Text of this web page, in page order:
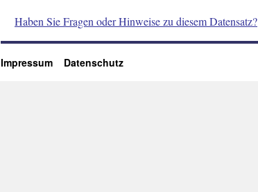
Haben Sie Fragen oder Hinweise zu diesem Datensatz?
Impressum Datenschutz